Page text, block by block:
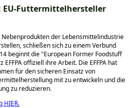
EU-Futtermittelhersteller
Nebenprodukten der Lebensmittelindustrie
schließen sich zu einem Verbund
beginnt die European Former Foodstuff
EFFPA offiziell ihre Arbeit. Die EFFPA hat
für den sicheren Einsatz von
mit zu entwickeln und die
zu reduzieren.
HIER.